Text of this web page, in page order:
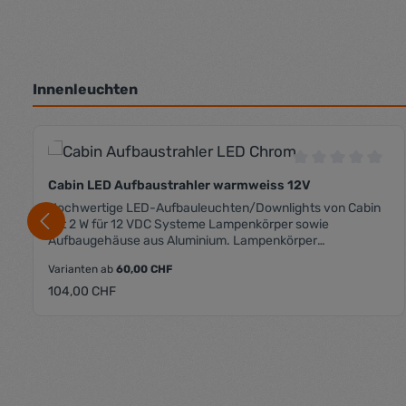
Innenleuchten
Cabin LED Aufbaustrahler warmweiss 12V
Hochwertige LED-Aufbauleuchten/Downlights von Cabin
mit 2 W für 12 VDC Systeme Lampenkörper sowie
Aufbaugehäuse aus Aluminium. Lampenkörper
geringem Stromverbrauch, sehr hoher
Farbwiedergabeindex (CRI >90) Leistungsaufnahme 2 W
Varianten ab 60,00 CHF
Regulärer Preis:
104,00 CHF